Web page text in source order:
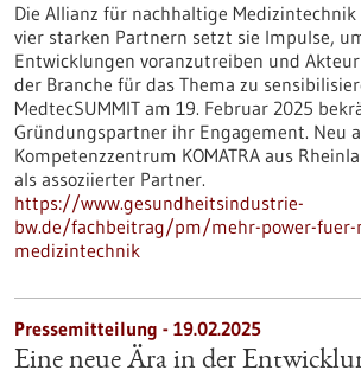
Die Allianz für nachhaltige
vier starken Partnern setzt sie Impulse,
Entwicklungen voranzutreiben und
der Branche für das Thema zu
MedtecSUMMIT am 19. Februar 2025
Gründungspartner ihr Engagement. Neu
Kompetenzzentrum KOMATRA aus
als assoziierter Partner.
https://www.gesundheitsindustrie-
bw.de/fachbeitrag/pm/mehr-power-
medizintechnik
Pressemitteilung - 19.02.2025
Eine neue Ära in der